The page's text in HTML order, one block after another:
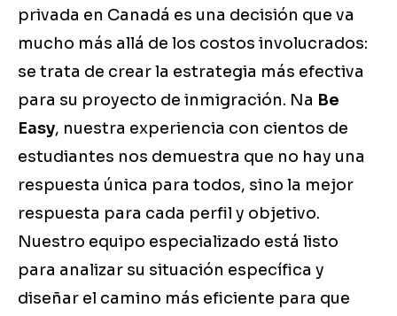
privada en Canadá es una decisión que va
mucho más allá de los costos involucrados:
se trata de crear la estrategia más efectiva
para su proyecto de inmigración. Na Be
Easy, nuestra experiencia con cientos de
estudiantes nos demuestra que no hay una
respuesta única para todos, sino la mejor
respuesta para cada perfil y objetivo.
Nuestro equipo especializado está listo
para analizar su situación específica y
diseñar el camino más eficiente para que